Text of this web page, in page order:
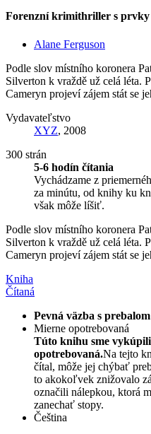
Forenzní krimithriller s
Alane Ferguson
Podle slov místního koronera
Silverton k vraždě už celá léta.
Cameryn projeví zájem stát se
Vydavateľstvo
XYZ, 2008
300 strán
5-6 hodín čítania
Vychádzame z
za minútu, od knihy ku
však môže líšiť.
Podle slov místního koronera
Silverton k vraždě už celá léta.
Cameryn projeví zájem stát se
Kniha
Čítaná
Pevná väzba s prebalom
Mierne opotrebovaná
Túto knihu sme vykúpili
opotrebovaná.Na tejto
čítal, môže jej chýbať
to akokoľvek znižovalo
označili nálepkou, ktorá
zanechať stopy.
Čeština